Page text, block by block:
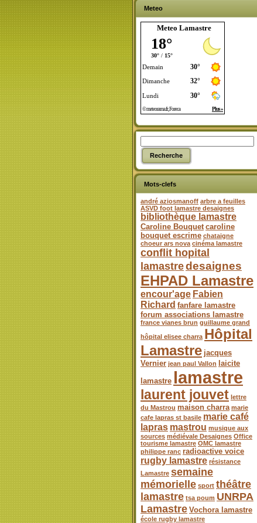
Meteo
Meteo Lamastre
Mots-clefs
andré aziosmanoff arbre a feuilles
ASVD foot lamastre desaignes
bibliothèque lamastre
Caroline Bouquet caroline
bouquet escrime chataigne
choeur ars nova cinéma lamastre
conflit hopital
lamastredesaignes
EHPAD Lamastre
encour'age Fabien
Richard fanfare lamastre
forum associations lamastre
france vianes brun guillaume grand
hôpital elisee charra Hôpital
Lamastre jacques
Vernier jean paul Vallon
laicite
lamastre lamastre
laurent jouvet lettre
du Mastrou maison charra marie
cafe lapras st basile marie café
lapras mastrou musique aux
sources médiévale Desaignes Office
tourisme lamastre OMC lamastre
philippe ranc radioactive voice
rugby lamastre résistance
Lamastre semaine
mémorielle sport théâtre
lamastre tsa poum UNRPA
Lamastre Vochora lamastre
école rugby lamastre